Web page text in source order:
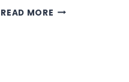
READ MORE 3